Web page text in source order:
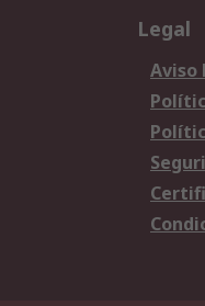
Legal
Aviso